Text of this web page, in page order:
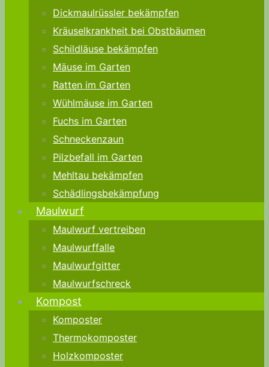
Dickmaulrüssler bekämpfen
Kräuselkrankheit bei Obstbäumen
Schildläuse bekämpfen
Mäuse im Garten
Ratten im Garten
Wühlmäuse im Garten
Fuchs im Garten
Schneckenzaun
Pilzbefall im Garten
Mehltau bekämpfen
Schädlingsbekämpfung
Maulwurf
Maulwurf vertreiben
Maulwurffalle
Maulwurfgitter
Maulwurfschreck
Kompost
Komposter
Thermokomposter
Holzkomposter